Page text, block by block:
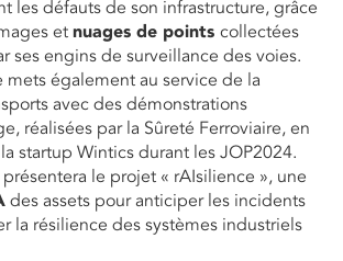
les défauts de son infrastructure, grâce
et nuages de points collectées
ses engins de surveillance des voies.
mets également au service de la
avec des démonstrations
réalisées par la Sûreté Ferroviaire, en
startup Wintics durant les JOP2024.
le projet « rAIsilience », une
des assets pour anticiper les incidents
la résilience des systèmes industriels